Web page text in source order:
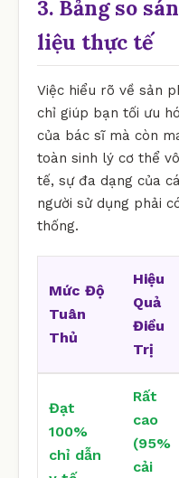
3. Bảng so
liệu thực tế
Việc hiểu rõ về sản
chỉ giúp bạn tối ưu
của bác sĩ mà còn
toàn sinh lý cơ thể
tế, sự đa dạng của
người sử dụng phải
thống.
Mức Độ
Tuân
Thủ
Hiệu
Quả
Điều
Trị
Đạt
100%
chỉ dẫn
Rất
cao
(95%
cải